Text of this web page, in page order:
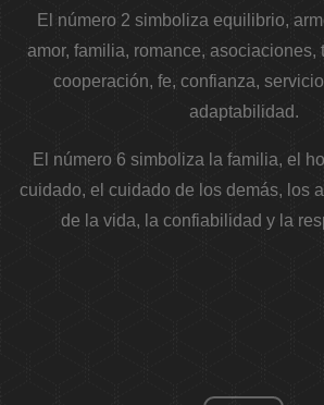
El número 2 simboliza equilibrio,
amor, familia, romance, asociaciones,
cooperación, fe, confianza,
adaptabilidad.
El número 6 simboliza la familia, el
cuidado, el cuidado de los demás, los
de la vida, la confiabilidad y la